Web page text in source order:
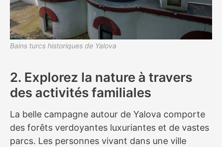
Bains turcs historiques de Yalova
2. Explorez la nature à travers
des activités familiales
La belle campagne autour de Yalova comporte
des forêts verdoyantes luxuriantes et de vastes
parcs. Les personnes vivant dans une ville